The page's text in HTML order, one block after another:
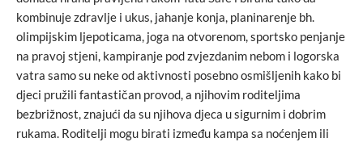
kombinuje zdravlje i ukus, jahanje konja, planinarenje bh.
olimpijskim ljepoticama, joga na otvorenom, sportsko penjanje
na pravoj stjeni, kampiranje pod zvjezdanim nebom i logorska
vatra samo su neke od aktivnosti posebno osmišljenih kako bi
djeci pružili fantastičan provod, a njihovim roditeljima
bezbrižnost, znajući da su njihova djeca u sigurnim i dobrim
rukama. Roditelji mogu birati između kampa sa noćenjem ili